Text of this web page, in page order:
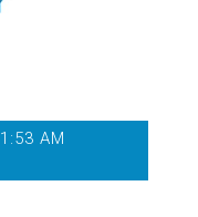
1:53 AM